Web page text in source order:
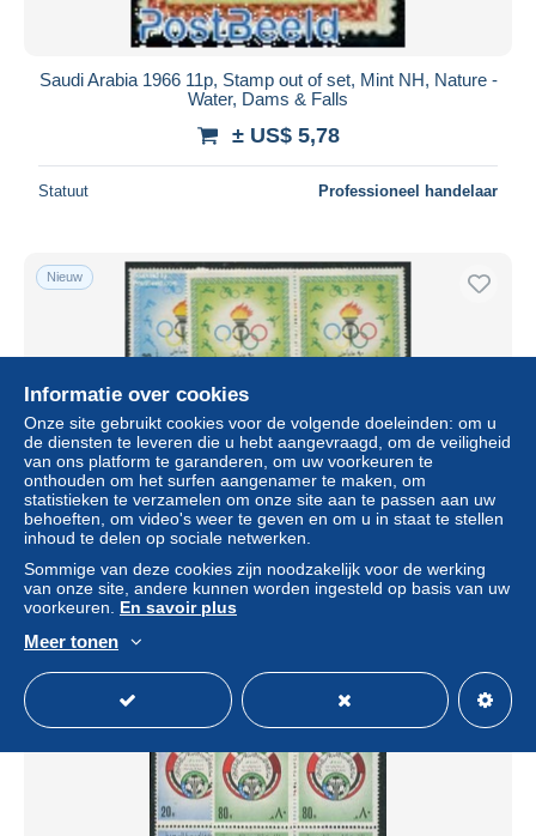
Saudi Arabia 1966 11p, Stamp out of set, Mint NH, Nature -
Water, Dams & Falls
± US$ 5,78
Statuut Professioneel handelaar
Nieuw
Saudi Arabia 1986 Modern olympics 2v, blocks of 4 [+],
Mint NH, Sport - Olympic Games
± US$ 26,00
Statuut
Nieuw
Informatie over cookies
Onze site gebruikt cookies voor de volgende doeleinden: om u
de diensten te leveren die u hebt aangevraagd, om de veiligheid
van ons platform te garanderen, om uw voorkeuren te
onthouden om het surfen aangenamer te maken, om
statistieken te verzamelen om onze site aan te passen aan uw
behoeften, om video's weer te geven en om u in staat te stellen
inhoud te delen op sociale netwerken.
Sommige van deze cookies zijn noodzakelijk voor de werking
van onze site, andere kunnen worden ingesteld op basis van uw
voorkeuren. En savoir plus
Meer tonen